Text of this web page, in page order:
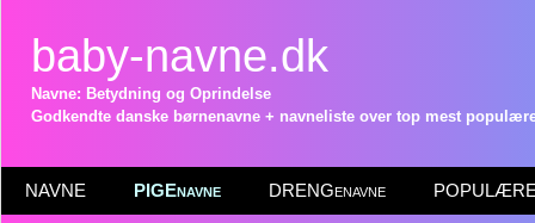
baby-navne.dk
Navne: Betydning og Oprindelse
Godkendte danske børnenavne + navneliste over top mest
NAVNE PIGEnavne DRENGenavne POPULÆRE